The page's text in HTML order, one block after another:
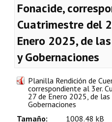
Marco Normativo
Plan Estratégico 2022 - 2026
Sistema de Gestión de Calidad
Memorias
Convenios
Fonacide,
Cuatrimestre del
Enero 2025, de
y Gobernaciones
Planilla Rendición de
correspondiente al 3er.
27 de Enero 2025, de
Gobernaciones
Tamaño:
1008.48 kB